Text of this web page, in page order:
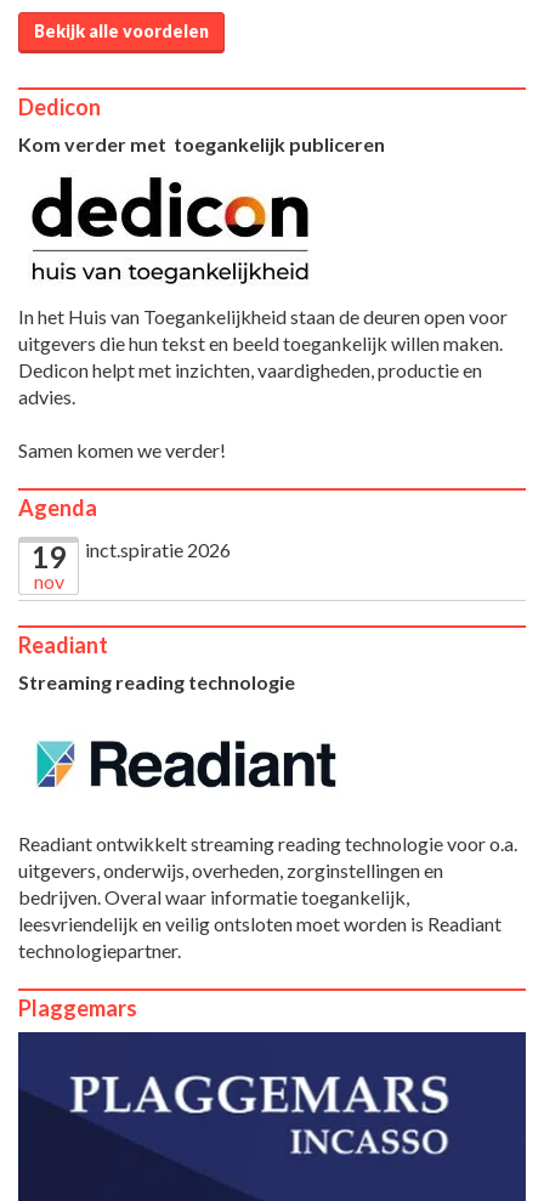
Bekijk alle voordelen
Dedicon
Kom verder met toegankelijk publiceren
In het Huis van Toegankelijkheid staan de deuren open voor
uitgevers die hun tekst en beeld toegankelijk willen maken.
Dedicon helpt met inzichten, vaardigheden, productie en
advies.
Samen komen we verder!
Agenda
19
nov
inct.spiratie 2026
Readiant
Streaming reading technologie
Readiant ontwikkelt streaming reading technologie voor o.a.
uitgevers, onderwijs, overheden, zorginstellingen en
bedrijven. Overal waar informatie toegankelijk,
leesvriendelijk en veilig ontsloten moet worden is Readiant
technologiepartner.
Plaggemars